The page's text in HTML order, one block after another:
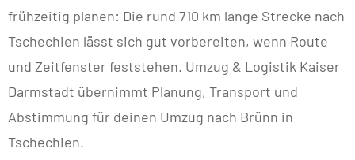
frühzeitig planen: Die rund 710 km lange Strecke nach
Tschechien lässt sich gut vorbereiten, wenn Route
und Zeitfenster feststehen. Umzug & Logistik Kaiser
Darmstadt übernimmt Planung, Transport und
Abstimmung für deinen Umzug nach Brünn in
Tschechien.